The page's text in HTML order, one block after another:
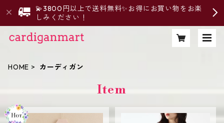
💫3800円以上で送料無料✨お得にお買い物をお楽
しみください！
HOME カーディガン
Item